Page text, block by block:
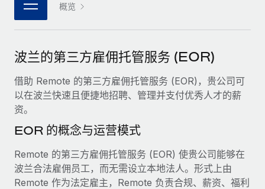
连接 新的
使用我们的 MCP 将任何人工智能工具与 Remote 平台相连
借助核心业务工具简化流程
服务
获得全球人力资源与合规方面的专家帮助
背景调查
简化候选人筛选流程
与我们携手合作
战略技术合作伙伴
与我们共探合作机遇
案例研究
职位描述库
网络研讨会
活动
新闻室
薪金与人才洞察
洞察中心
获得支持
查看全部资源
日本語
한국어
中文（简体）
概览
波兰的第三方雇佣托管服务 (EOR)
借助 Remote 的第三方雇佣托管服务 (EOR)，贵公司可
以在波兰快速且便捷地招聘、管理并支付优秀人才的薪
资。
EOR 的概念与运营模式
Remote 的第三方雇佣托管服务 (EOR) 使贵公司能够在
波兰合法雇佣员工，而无需设立本地法人。形式上由
Remote 作为法定雇主，Remote 负责合规、薪资、福利